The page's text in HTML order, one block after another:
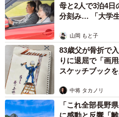
母と2人で3泊4
分刻み… 「大学
山岡 もと子
83歳父が骨折で
りに退屈で「画
スケッチブック
中将 タカノリ
「これ全部長野
に感動と反響「